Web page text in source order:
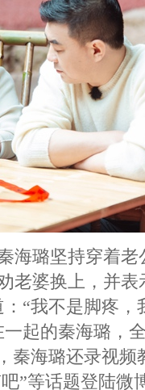
璐坚持穿着老
老婆换上，并表
“我不是脚疼
起的秦海璐，
秦海璐还录视频
”等话题登陆微